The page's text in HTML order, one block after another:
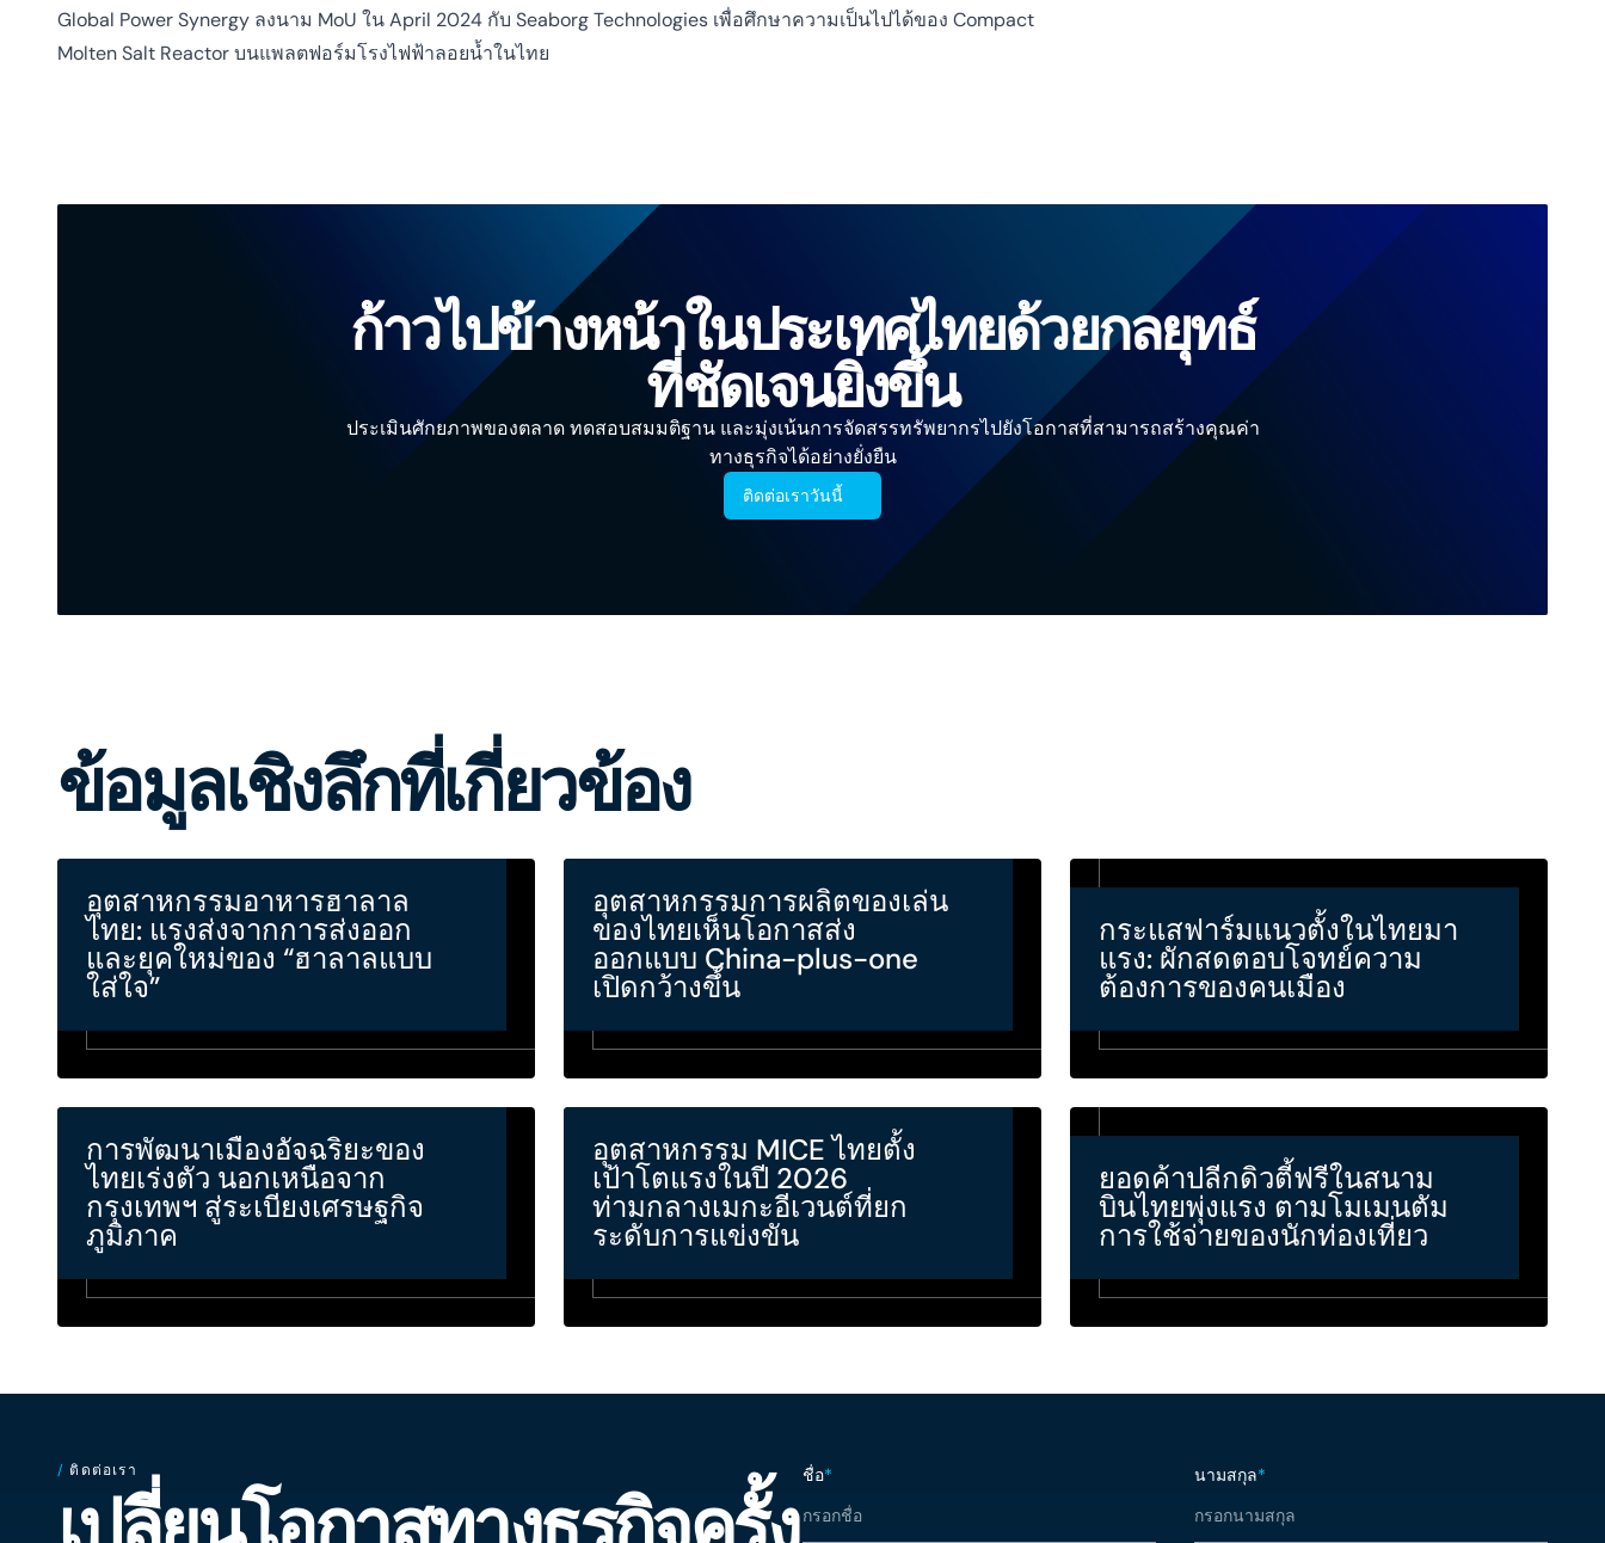
Global Power Synergy ลงนาม MoU ใน April 2024 กับ Seaborg Technologies เพื่อศึกษาความเป็นไปได้ของ Compact
Molten Salt Reactor บนแพลตฟอร์มโรงไฟฟ้าลอยน้ำในไทย
ก้าวไปข้างหน้าในประเทศไทยด้วยกลยุทธ์
ที่ชัดเจนยิ่งขึ้น
ประเมินศักยภาพของตลาด ทดสอบสมมติฐาน และมุ่งเน้นการจัดสรรทรัพยากรไปยังโอกาสที่สามารถสร้างคุณค่า
ทางธุรกิจได้อย่างยั่งยืน
ติดต่อเราวันนี้
ข้อมูลเชิงลึกที่เกี่ยวข้อง
อุตสาหกรรมอาหารฮาลาล
ไทย: แรงส่งจากการส่งออก
และยุคใหม่ของ “ฮาลาลแบบ
ใส่ใจ”
อุตสาหกรรมการผลิตของเล่น
ของไทยเห็นโอกาสส่ง
ออกแบบ China-plus-one
เปิดกว้างขึ้น
กระแสฟาร์มแนวตั้งในไทยมา
แรง: ผักสดตอบโจทย์ความ
ต้องการของคนเมือง
การพัฒนาเมืองอัจฉริยะของ
ไทยเร่งตัว นอกเหนือจาก
กรุงเทพฯ สู่ระเบียงเศรษฐกิจ
ภูมิภาค
อุตสาหกรรม MICE ไทยตั้ง
เป้าโตแรงในปี 2026
ท่ามกลางเมกะอีเวนต์ที่ยก
ระดับการแข่งขัน
ยอดค้าปลีกดิวตี้ฟรีในสนาม
บินไทยพุ่งแรง ตามโมเมนตัม
การใช้จ่ายของนักท่องเที่ยว
/ ติดต่อเรา
เปลี่ยนโอกาสทางธุรกิจครั้ง
ชื่อ* นามสกุล*